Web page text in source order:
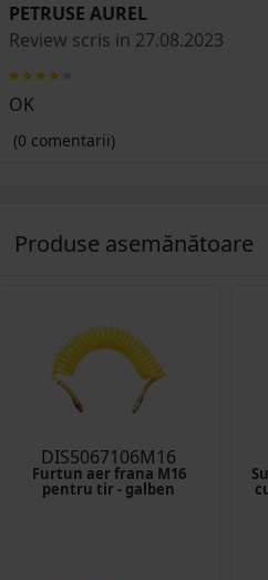
PETRUSE AUREL
Review scris in 27.08.2023
OK
(0 comentarii)
Produse asemănătoare
DIS5067106M16
Furtun aer frana M16
pentru tir - galben